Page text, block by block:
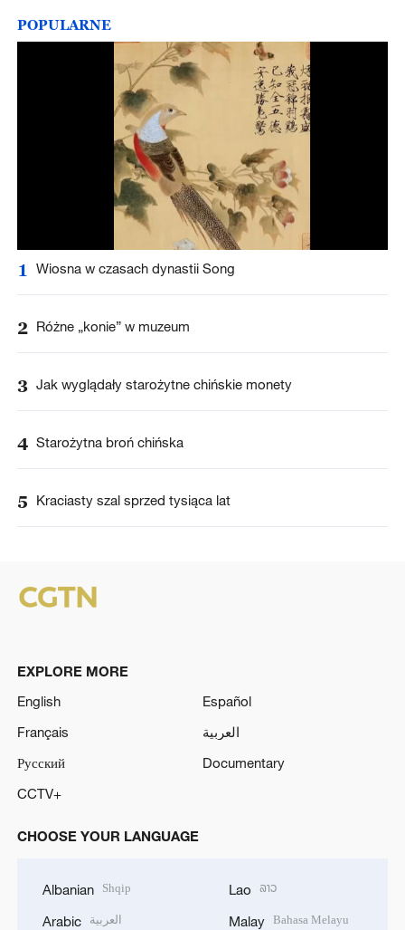
POPULARNE
1 Wiosna w czasach dynastii Song
2 Różne „konie” w muzeum
3 Jak wyglądały starożytne chińskie monety
4 Starożytna broń chińska
5 Kraciasty szal sprzed tysiąca lat
EXPLORE MORE
English
Español
Français
العربية
Русский
Documentary
CCTV+
CHOOSE YOUR LANGUAGE
Albanian Shqip
Arabic العربية
Lao ລາວ
Malay Bahasa Melayu